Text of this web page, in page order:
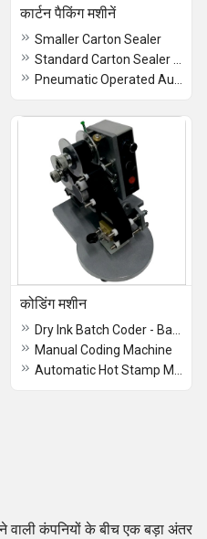
कार्टन पैकिंग मशीनें
Smaller Carton Sealer
कोडिंग मशीन
Manual Coding Machine
वाली कंपनियों के बीच एक बड़ा अंतर